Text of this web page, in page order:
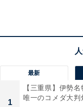
成城石井のロカボフェア
最新
1
【三重県】伊勢
唯一のコメダ大判